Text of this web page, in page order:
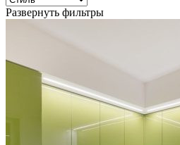
Развернуть фильтры